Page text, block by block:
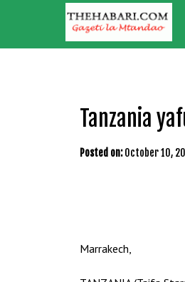
Tanzania
Posted on: October 10,
Marrakech,